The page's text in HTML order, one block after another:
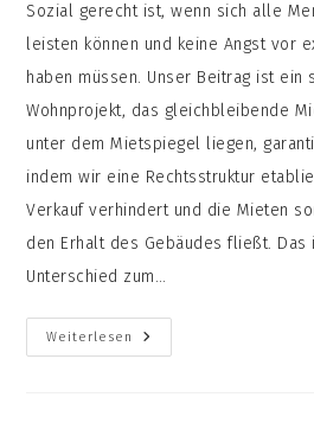
Sozial gerecht ist, wenn sich alle
leisten können und keine Angst vor
haben müssen. Unser Beitrag ist ein
Wohnprojekt, das gleichbleibende
unter dem Mietspiegel liegen,
indem wir eine Rechtsstruktur
Verkauf verhindert und die Mieten
den Erhalt des Gebäudes fließt.
Unterschied zum…
Weiterlesen
Wie
Leistet